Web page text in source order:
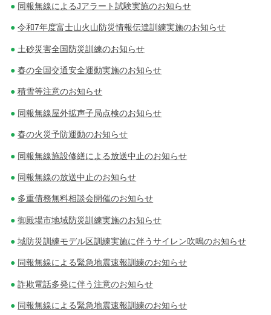
同報無線によるJアラート試験実施のお知らせ
令和7年度富士山火山防災情報伝達訓練実施のお知らせ
土砂災害全国防災訓練のお知らせ
春の全国交通安全運動実施のお知らせ
積雪等注意のお知らせ
同報無線屋外拡声子局点検のお知らせ
春の火災予防運動のお知らせ
同報無線施設修繕による放送中止のお知らせ
同報無線の放送中止のお知らせ
多重債務無料相談会開催のお知らせ
御殿場市地域防災訓練実施のお知らせ
域防災訓練モデル区訓練実施に伴うサイレン吹鳴のお知らせ
同報無線による緊急地震速報訓練のお知らせ
詐欺電話多発に伴う注意のお知らせ
同報無線による緊急地震速報訓練のお知らせ